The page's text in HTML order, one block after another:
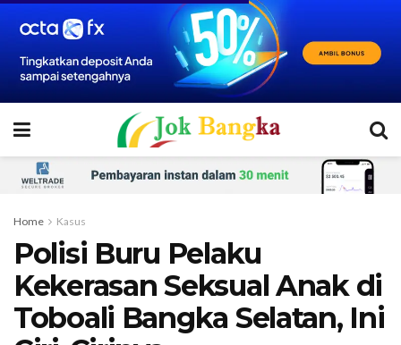
Home Kasus
Polisi Buru Pelaku
Kekerasan Seksual Anak di
Toboali Bangka Selatan, Ini